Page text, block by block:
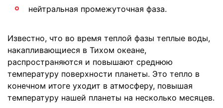
нейтральная промежуточная фаза.
Известно, что во время теплой фазы теплые воды,
накапливающиеся в Тихом океане,
распространяются и повышают среднюю
температуру поверхности планеты. Это тепло в
конечном итоге уходит в атмосферу, повышая
температуру нашей планеты на несколько месяцев.